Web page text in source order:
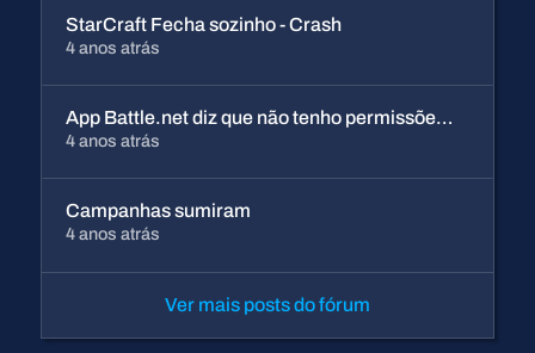
StarCraft Fecha sozinho - Crash
4 anos atrás
App Battle.net diz que não tenho permissões de administrador
4 anos atrás
Campanhas sumiram
4 anos atrás
Ver mais posts do fórum